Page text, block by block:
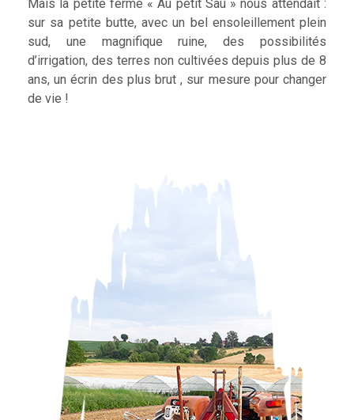
Mais la petite ferme « Au petit Sau » nous attendait :
sur sa petite butte, avec un bel ensoleillement plein
sud, une magnifique ruine, des possibilités
d’irrigation, des terres non cultivées depuis plus de 8
ans, un écrin des plus brut , sur mesure pour changer
de vie !